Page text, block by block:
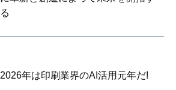
る
2026年は印刷業界のAI活用元年だ!